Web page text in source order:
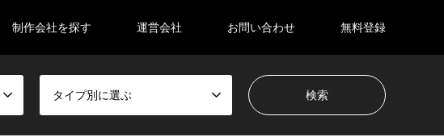
制作会社を探す 運営会社 お問い合わせ 無料登録
タイプ別に選ぶ